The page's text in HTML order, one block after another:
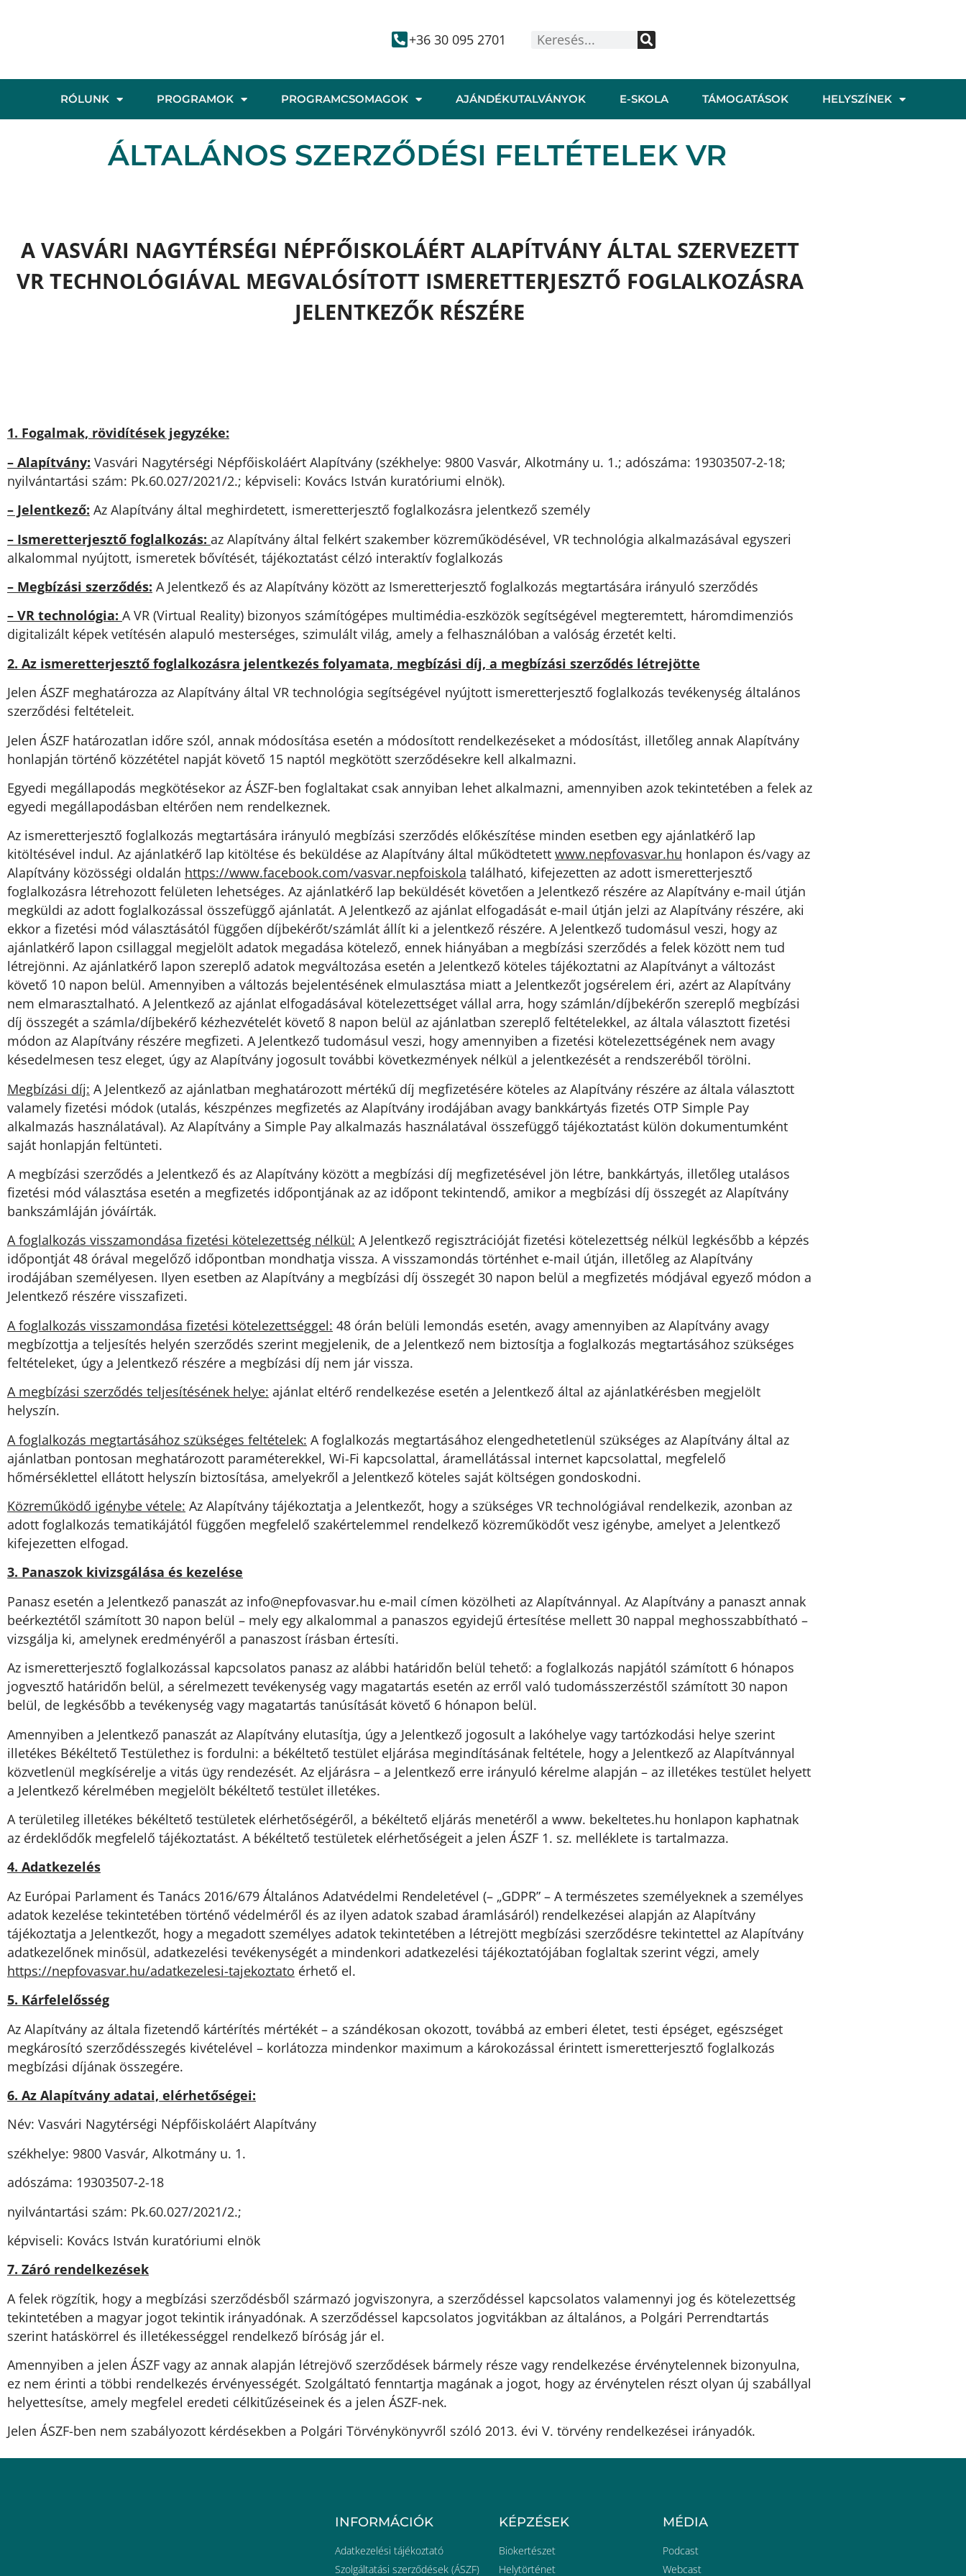
+36 30 095 2701
RÓLUNK PROGRAMOK PROGRAMCSOMAGOK AJÁNDÉKUTALVÁNYOK E-SKOLA TÁMOGATÁSOK HELYSZÍNEK
ÁLTALÁNOS SZERZŐDÉSI FELTÉTELEK VR
A VASVÁRI NAGYTÉRSÉGI NÉPFŐISKOLÁÉRT ALAPÍTVÁNY ÁLTAL SZERVEZETT
VR TECHNOLÓGIÁVAL MEGVALÓSÍTOTT ISMERETTERJESZTŐ FOGLALKOZÁSRA
JELENTKEZŐK RÉSZÉRE
1. Fogalmak, rövidítések jegyzéke:
– Alapítvány: Vasvári Nagytérségi Népfőiskoláért Alapítvány (székhelye: 9800 Vasvár, Alkotmány u. 1.; adószáma: 19303507-2-18;
nyilvántartási szám: Pk.60.027/2021/2.; képviseli: Kovács István kuratóriumi elnök).
– Jelentkező: Az Alapítvány által meghirdetett, ismeretterjesztő foglalkozásra jelentkező személy
– Ismeretterjesztő foglalkozás: az Alapítvány által felkért szakember közreműködésével, VR technológia alkalmazásával egyszeri
alkalommal nyújtott, ismeretek bővítését, tájékoztatást célzó interaktív foglalkozás
– Megbízási szerződés: A Jelentkező és az Alapítvány között az Ismeretterjesztő foglalkozás megtartására irányuló szerződés
– VR technológia: A VR (Virtual Reality) bizonyos számítógépes multimédia-eszközök segítségével megteremtett, háromdimenziós
digitalizált képek vetítésén alapuló mesterséges, szimulált világ, amely a felhasználóban a valóság érzetét kelti.
2. Az ismeretterjesztő foglalkozásra jelentkezés folyamata, megbízási díj, a megbízási szerződés létrejötte
Jelen ÁSZF meghatározza az Alapítvány által VR technológia segítségével nyújtott ismeretterjesztő foglalkozás tevékenység általános
szerződési feltételeit.
Jelen ÁSZF határozatlan időre szól, annak módosítása esetén a módosított rendelkezéseket a módosítást, illetőleg annak Alapítvány
honlapján történő közzététel napját követő 15 naptól megkötött szerződésekre kell alkalmazni.
Egyedi megállapodás megkötésekor az ÁSZF-ben foglaltakat csak annyiban lehet alkalmazni, amennyiben azok tekintetében a felek az
egyedi megállapodásban eltérően nem rendelkeznek.
Az ismeretterjesztő foglalkozás megtartására irányuló megbízási szerződés előkészítése minden esetben egy ajánlatkérő lap
kitöltésével indul. Az ajánlatkérő lap kitöltése és beküldése az Alapítvány által működtetett www.nepfovasvar.hu honlapon és/vagy az
Alapítvány közösségi oldalán https://www.facebook.com/vasvar.nepfoiskola található, kifejezetten az adott ismeretterjesztő
foglalkozásra létrehozott felületen lehetséges. Az ajánlatkérő lap beküldését követően a Jelentkező részére az Alapítvány e-mail útján
megküldi az adott foglalkozással összefüggő ajánlatát. A Jelentkező az ajánlat elfogadását e-mail útján jelzi az Alapítvány részére, aki
ekkor a fizetési mód választásától függően díjbekérőt/számlát állít ki a jelentkező részére. A Jelentkező tudomásul veszi, hogy az
ajánlatkérő lapon csillaggal megjelölt adatok megadása kötelező, ennek hiányában a megbízási szerződés a felek között nem tud
létrejönni. Az ajánlatkérő lapon szereplő adatok megváltozása esetén a Jelentkező köteles tájékoztatni az Alapítványt a változást
követő 10 napon belül. Amennyiben a változás bejelentésének elmulasztása miatt a Jelentkezőt jogsérelem éri, azért az Alapítvány
nem elmarasztalható. A Jelentkező az ajánlat elfogadásával kötelezettséget vállal arra, hogy számlán/díjbekérőn szereplő megbízási
díj összegét a számla/díjbekérő kézhezvételét követő 8 napon belül az ajánlatban szereplő feltételekkel, az általa választott fizetési
módon az Alapítvány részére megfizeti. A Jelentkező tudomásul veszi, hogy amennyiben a fizetési kötelezettségének nem avagy
késedelmesen tesz eleget, úgy az Alapítvány jogosult további következmények nélkül a jelentkezését a rendszeréből törölni.
Megbízási díj: A Jelentkező az ajánlatban meghatározott mértékű díj megfizetésére köteles az Alapítvány részére az általa választott
valamely fizetési módok (utalás, készpénzes megfizetés az Alapítvány irodájában avagy bankkártyás fizetés OTP Simple Pay
alkalmazás használatával). Az Alapítvány a Simple Pay alkalmazás használatával összefüggő tájékoztatást külön dokumentumként
saját honlapján feltünteti.
A megbízási szerződés a Jelentkező és az Alapítvány között a megbízási díj megfizetésével jön létre, bankkártyás, illetőleg utalásos
fizetési mód választása esetén a megfizetés időpontjának az az időpont tekintendő, amikor a megbízási díj összegét az Alapítvány
bankszámláján jóváírták.
A foglalkozás visszamondása fizetési kötelezettség nélkül: A Jelentkező regisztrációját fizetési kötelezettség nélkül legkésőbb a képzés
időpontját 48 órával megelőző időpontban mondhatja vissza. A visszamondás történhet e-mail útján, illetőleg az Alapítvány
irodájában személyesen. Ilyen esetben az Alapítvány a megbízási díj összegét 30 napon belül a megfizetés módjával egyező módon a
Jelentkező részére visszafizeti.
A foglalkozás visszamondása fizetési kötelezettséggel: 48 órán belüli lemondás esetén, avagy amennyiben az Alapítvány avagy
megbízottja a teljesítés helyén szerződés szerint megjelenik, de a Jelentkező nem biztosítja a foglalkozás megtartásához szükséges
feltételeket, úgy a Jelentkező részére a megbízási díj nem jár vissza.
A megbízási szerződés teljesítésének helye: ajánlat eltérő rendelkezése esetén a Jelentkező által az ajánlatkérésben megjelölt
helyszín.
A foglalkozás megtartásához szükséges feltételek: A foglalkozás megtartásához elengedhetetlenül szükséges az Alapítvány által az
ajánlatban pontosan meghatározott paraméterekkel, Wi-Fi kapcsolattal, áramellátással internet kapcsolattal, megfelelő
hőmérséklettel ellátott helyszín biztosítása, amelyekről a Jelentkező köteles saját költségen gondoskodni.
Közreműködő igénybe vétele: Az Alapítvány tájékoztatja a Jelentkezőt, hogy a szükséges VR technológiával rendelkezik, azonban az
adott foglalkozás tematikájától függően megfelelő szakértelemmel rendelkező közreműködőt vesz igénybe, amelyet a Jelentkező
kifejezetten elfogad.
3. Panaszok kivizsgálása és kezelése
Panasz esetén a Jelentkező panaszát az uh.ravsavofpen@ofni e-mail címen közölheti az Alapítvánnyal. Az Alapítvány a panaszt annak
beérkeztétől számított 30 napon belül – mely egy alkalommal a panaszos egyidejű értesítése mellett 30 nappal meghosszabbítható –
vizsgálja ki, amelynek eredményéről a panaszost írásban értesíti.
Az ismeretterjesztő foglalkozással kapcsolatos panasz az alábbi határidőn belül tehető: a foglalkozás napjától számított 6 hónapos
jogvesztő határidőn belül, a sérelmezett tevékenység vagy magatartás esetén az erről való tudomásszerzéstől számított 30 napon
belül, de legkésőbb a tevékenység vagy magatartás tanúsítását követő 6 hónapon belül.
Amennyiben a Jelentkező panaszát az Alapítvány elutasítja, úgy a Jelentkező jogosult a lakóhelye vagy tartózkodási helye szerint
illetékes Békéltető Testülethez is fordulni: a békéltető testület eljárása megindításának feltétele, hogy a Jelentkező az Alapítvánnyal
közvetlenül megkísérelje a vitás ügy rendezését. Az eljárásra – a Jelentkező erre irányuló kérelme alapján – az illetékes testület helyett
a Jelentkező kérelmében megjelölt békéltető testület illetékes.
A területileg illetékes békéltető testületek elérhetőségéről, a békéltető eljárás menetéről a www. bekeltetes.hu honlapon kaphatnak
az érdeklődők megfelelő tájékoztatást. A békéltető testületek elérhetőségeit a jelen ÁSZF 1. sz. melléklete is tartalmazza.
4. Adatkezelés
Az Európai Parlament és Tanács 2016/679 Általános Adatvédelmi Rendeletével (– „GDPR” – A természetes személyeknek a személyes
adatok kezelése tekintetében történő védelméről és az ilyen adatok szabad áramlásáról) rendelkezései alapján az Alapítvány
tájékoztatja a Jelentkezőt, hogy a megadott személyes adatok tekintetében a létrejött megbízási szerződésre tekintettel az Alapítvány
adatkezelőnek minősül, adatkezelési tevékenységét a mindenkori adatkezelési tájékoztatójában foglaltak szerint végzi, amely
https://nepfovasvar.hu/adatkezelesi-tajekoztato érhető el.
5. Kárfelelősség
Az Alapítvány az általa fizetendő kártérítés mértékét – a szándékosan okozott, továbbá az emberi életet, testi épséget, egészséget
megkárosító szerződésszegés kivételével – korlátozza mindenkor maximum a károkozással érintett ismeretterjesztő foglalkozás
megbízási díjának összegére.
6. Az Alapítvány adatai, elérhetőségei:
Név: Vasvári Nagytérségi Népfőiskoláért Alapítvány
székhelye: 9800 Vasvár, Alkotmány u. 1.
adószáma: 19303507-2-18
nyilvántartási szám: Pk.60.027/2021/2.;
képviseli: Kovács István kuratóriumi elnök
7. Záró rendelkezések
A felek rögzítik, hogy a megbízási szerződésből származó jogviszonyra, a szerződéssel kapcsolatos valamennyi jog és kötelezettség
tekintetében a magyar jogot tekintik irányadónak. A szerződéssel kapcsolatos jogvitákban az általános, a Polgári Perrendtartás
szerint hatáskörrel és illetékességgel rendelkező bíróság jár el.
Amennyiben a jelen ÁSZF vagy az annak alapján létrejövő szerződések bármely része vagy rendelkezése érvénytelennek bizonyulna,
ez nem érinti a többi rendelkezés érvényességét. Szolgáltató fenntartja magának a jogot, hogy az érvénytelen részt olyan új szabállyal
helyettesítse, amely megfelel eredeti célkitűzéseinek és a jelen ÁSZF-nek.
Jelen ÁSZF-ben nem szabályozott kérdésekben a Polgári Törvénykönyvről szóló 2013. évi V. törvény rendelkezései irányadók.
INFORMÁCIÓK
Adatkezelési tájékoztató
Szolgáltatási szerződések (ÁSZF)
KÉPZÉSEK
Biokertészet
Helytörténet
MÉDIA
Podcast
Webcast